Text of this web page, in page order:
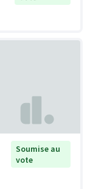
Soumise au
vote